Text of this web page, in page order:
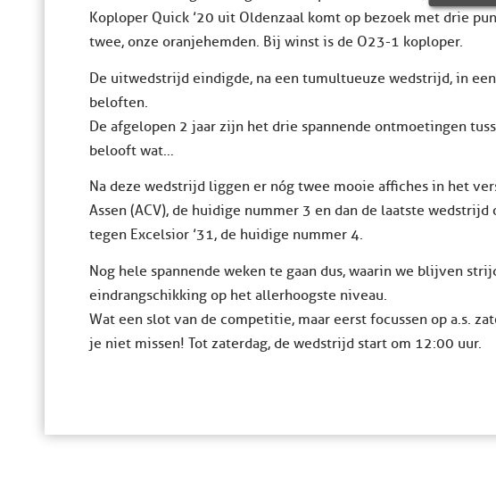
Koploper Quick ’20 uit Oldenzaal komt op bezoek met drie
twee, onze oranjehemden. Bij winst is de O23-1 koploper.
De uitwedstrijd eindigde, na een tumultueuze wedstrijd, in
beloften.
De afgelopen 2 jaar zijn het drie spannende ontmoetingen
belooft wat…
Na deze wedstrijd liggen er nóg twee mooie affiches in het
Assen (ACV), de huidige nummer 3 en dan de laatste
tegen Excelsior ’31, de huidige nummer 4.
Nog hele spannende weken te gaan dus, waarin we blijven
eindrangschikking op het allerhoogste niveau.
Wat een slot van de competitie, maar eerst focussen op a.s.
je niet missen! Tot zaterdag, de wedstrijd start om 12:00 uur.